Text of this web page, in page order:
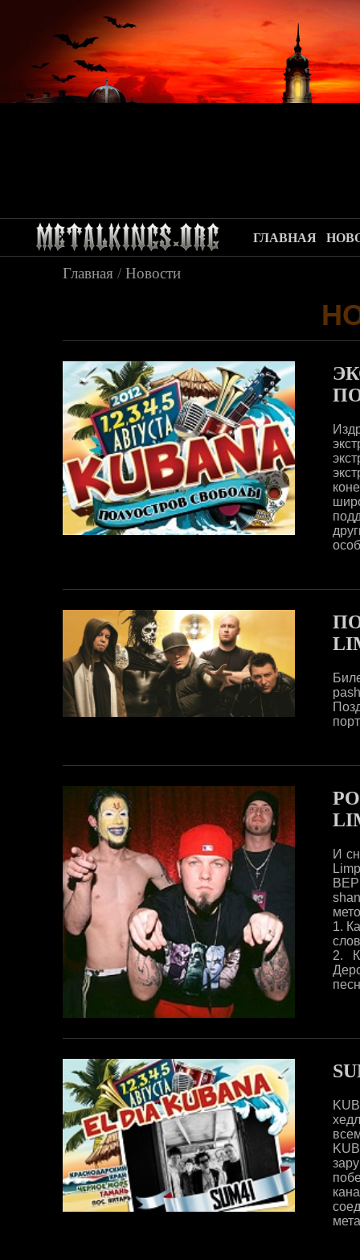
ГЛАВНАЯ
Главная /Новости
И
1.
2.